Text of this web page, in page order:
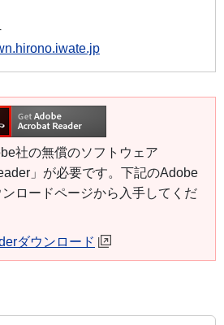
社の無償のソフトウェア
」が必要です。下記のAdobe
ロードページから入手してくだ
ダウンロード